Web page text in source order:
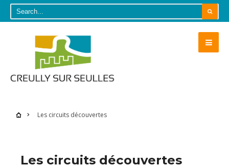
Les circuits découvertes
Les circuits découvertes